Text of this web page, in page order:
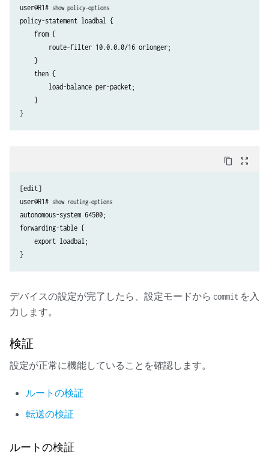
user@R1# show policy-options
policy-statement loadbal {
    from {
        route-filter 10.0.0.0/16 orlonger;
    }
    then {
        load-balance per-packet;
    }
content_copy zoom_out_map
[edit]
user@R1# show routing-options
autonomous-system 64500;
forwarding-table {
    export loadbal;
デバイスの設定が完了したら、設定モードから commit を入
力します。
検証
設定が正常に機能していることを確認します。
ルートの検証
転送の検証
ルートの検証